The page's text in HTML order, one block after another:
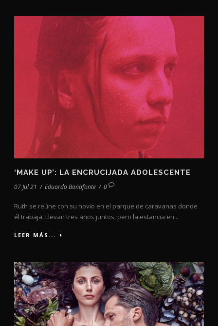
‘MAKE UP’: LA ENCRUCIJADA ADOLESCENTE
07 Jul 21 / Eduardo Bonafonte / 0
Ruth se reúne con su novio en el parque de caravanas donde
él trabaja. Llevan tres años juntos, pero la estancia en...
LEER MÁS...